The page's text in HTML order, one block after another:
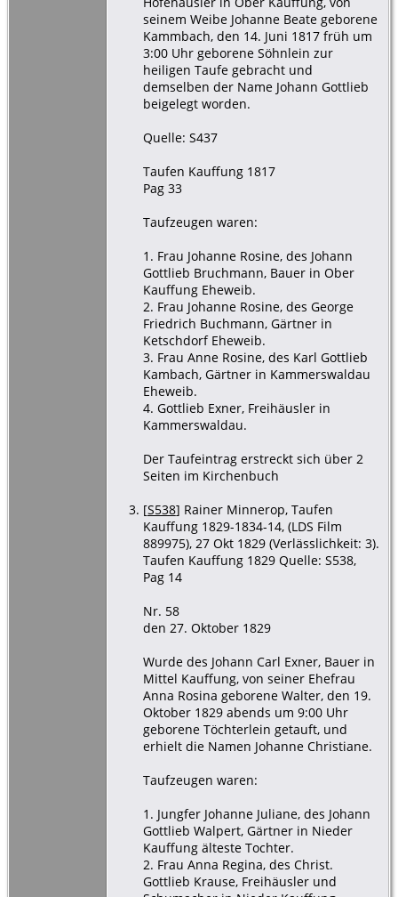
seinem Weibe Johanne Beate geborene
Kammbach, den 14. Juni 1817 früh um
3:00 Uhr geborene Söhnlein zur
heiligen Taufe gebracht und
demselben der Name Johann Gottlieb
beigelegt worden.
Quelle: S437
Taufen Kauffung 1817
Pag 33
Taufzeugen waren:
1. Frau Johanne Rosine, des Johann
Gottlieb Bruchmann, Bauer in Ober
Kauffung Eheweib.
2. Frau Johanne Rosine, des George
Friedrich Buchmann, Gärtner in
Ketschdorf Eheweib.
3. Frau Anne Rosine, des Karl Gottlieb
Kambach, Gärtner in Kammerswaldau
Eheweib.
4. Gottlieb Exner, Freihäusler in
Kammerswaldau.
Der Taufeintrag erstreckt sich über 2
Seiten im Kirchenbuch
[S538] Rainer Minnerop, Taufen
Kauffung 1829-1834-14, (LDS Film
889975), 27 Okt 1829 (Verlässlichkeit: 3).
Taufen Kauffung 1829 Quelle: S538,
Pag 14
Nr. 58
den 27. Oktober 1829
Wurde des Johann Carl Exner, Bauer in
Mittel Kauffung, von seiner Ehefrau
Anna Rosina geborene Walter, den 19.
Oktober 1829 abends um 9:00 Uhr
geborene Töchterlein getauft, und
erhielt die Namen Johanne Christiane.
Taufzeugen waren:
1. Jungfer Johanne Juliane, des Johann
Gottlieb Walpert, Gärtner in Nieder
Kauffung älteste Tochter.
2. Frau Anna Regina, des Christ.
Gottlieb Krause, Freihäusler und